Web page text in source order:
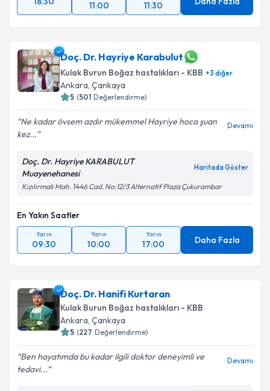
11:00 11:30
Doç. Dr. Hayriye Karabulut
Kulak Burun Boğaz hastalıkları - KBB +3 diğer
Ankara, Çankaya
5 (501 Değerlendirme)
Ne kadar övsem azdır mükemmel Hayriye hoca şuan
kez...
Devamı
Doç. Dr. Hayriye KARABULUT
Muayenehanesi
Haritada Göster
Kızılırmak Mah. 1446 Cad. No:12/3 Alternatif Plaza Çukurambar
En Yakın Saatler
Yarın
09:30
Yarın
10:00
Yarın
17:00 Daha Fazla
Doç. Dr. Hanifi Kurtaran
Kulak Burun Boğaz hastalıkları - KBB
Ankara, Çankaya
5 (227 Değerlendirme)
Ben hayatımda bu kadar ilgili doktor deneyimli ve
tedavi...
Devamı